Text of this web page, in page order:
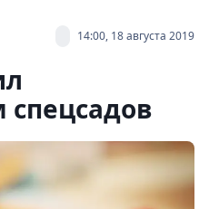
14:00, 18 августа 2019
спецсадов